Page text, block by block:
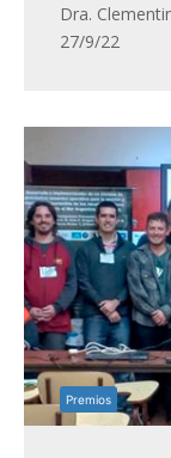
Dra.
27/9/22
Premios